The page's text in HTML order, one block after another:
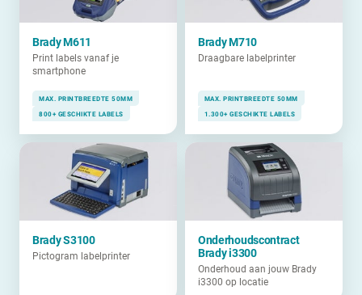
Brady M611
Print labels vanaf je
smartphone
MAX. PRINTBREEDTE 50MM
800+ GESCHIKTE LABELS
Brady M710
Draagbare labelprinter
MAX. PRINTBREEDTE 50MM
1.300+ GESCHIKTE LABELS
Brady S3100
Pictogram labelprinter
Onderhoudscontract
Brady i3300
Onderhoud aan jouw Brady
i3300 op locatie